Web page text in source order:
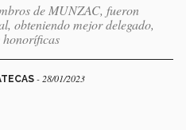
de MUNZAC, fueron
obteniendo mejor delegado,
honoríficas
- 28/01/2023